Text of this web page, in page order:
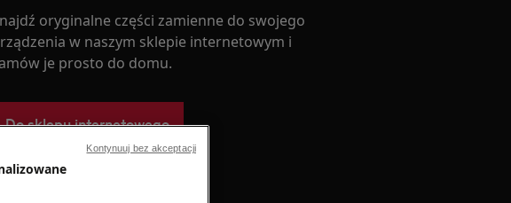
oryginalne części zamienne do swojego
w naszym sklepie internetowym i
je prosto do domu.
Do sklepu internetowego
Kontynuuj bez akceptacji